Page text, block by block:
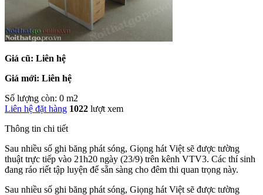
Giá cũ: Liên hệ
Giá mới: Liên hệ
Số lượng còn: 0 m2
Liên hệ đặt hàng 1022 lượt xem
Thông tin chi tiết
Sau nhiều số ghi băng phát sóng, Giọng hát Việt sẽ được tường
thuật trực tiếp vào 21h20 ngày (23/9) trên kênh VTV3. Các thí sinh
đang ráo riết tập luyện để sẵn sàng cho đêm thi quan trọng này.
Sau nhiều số ghi băng phát sóng, Giọng hát Việt sẽ được tường